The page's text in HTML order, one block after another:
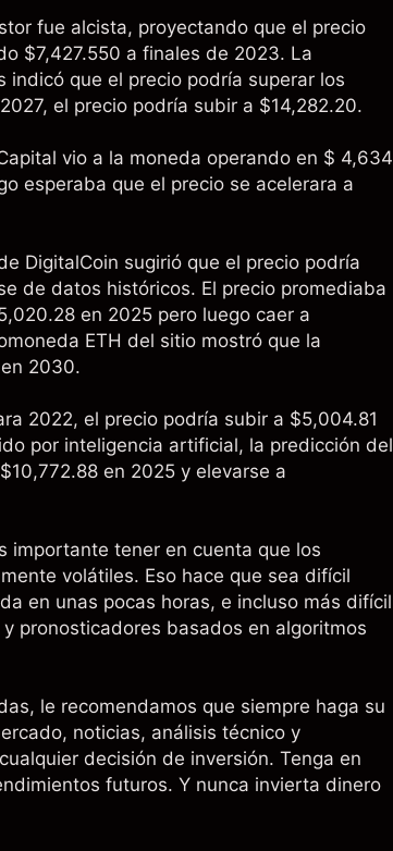
fue alcista, proyectando que el precio
$7,427.550 a finales de 2023. La
que el precio podría superar los
el precio podría subir a $14,282.20.
vio a la moneda operando en $ 4,634
esperaba que el precio se acelerara a
DigitalCoin sugirió que el precio podría
de datos históricos. El precio promediaba
en 2025 pero luego caer a
ETH del sitio mostró que la
2030.
2022, el precio podría subir a $5,004.81
por inteligencia artificial, la predicción del
en 2025 y elevarse a
importante tener en cuenta que los
volátiles. Eso hace que sea difícil
en unas pocas horas, e incluso más difícil
pronosticadores basados en algoritmos
le recomendamos que siempre haga su
noticias, análisis técnico y
decisión de inversión. Tenga en
futuros. Y nunca invierta dinero